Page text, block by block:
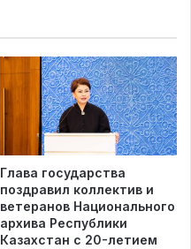
Глава государства
поздравил коллектив и
ветеранов Национального
архива Республики
Казахстан с 20-летием